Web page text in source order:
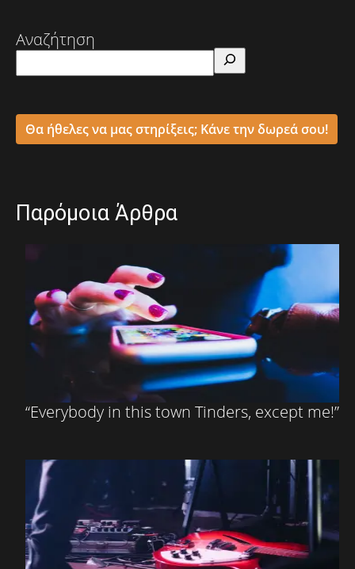
Αναζήτηση
Θα ήθελες να μας στηρίξεις; Κάνε την δωρεά σου!
Παρόμοια Άρθρα
“Everybody in this town Τinders, except me!”